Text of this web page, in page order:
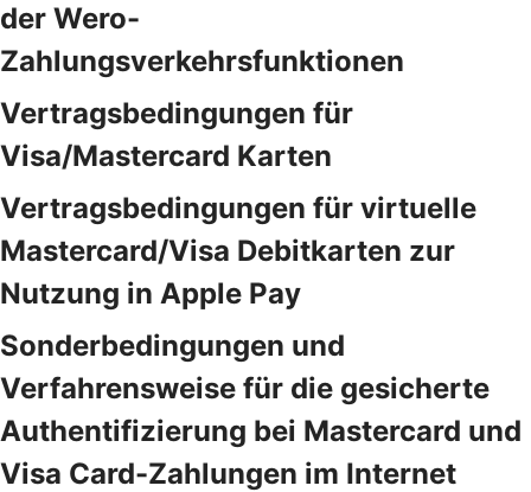
der Wero-
Zahlungsverkehrsfunktionen
Vertragsbedingungen für
Visa/Mastercard Karten
Vertragsbedingungen für virtuelle
Mastercard/Visa Debitkarten zur
Nutzung in Apple Pay
Sonderbedingungen und
Verfahrensweise für die gesicherte
Authentifizierung bei Mastercard und
Visa Card-Zahlungen im Internet